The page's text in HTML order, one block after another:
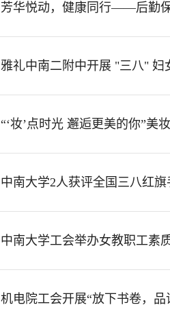
芳华悦动，健康同行——后勤
雅礼中南二附中开展 "三八" 妇
“‘妆’点时光 邂逅更美的你”美
中南大学2人获评全国三八红
中南大学工会举办女教职工素
机电院工会开展“放下书卷，